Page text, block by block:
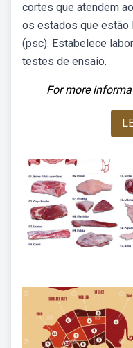
cortes que atendem
os estados que
(psc). Estabelece
testes de ensaio.
For more